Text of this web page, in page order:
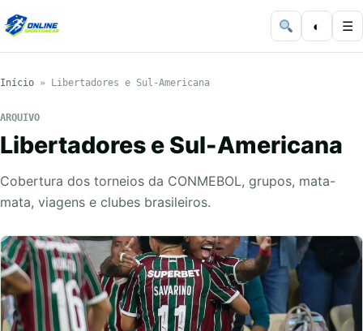
◐ ☰
Início » Libertadores e Sul-Americana
ARQUIVO
Libertadores e Sul-Americana
Cobertura dos torneios da CONMEBOL, grupos, mata-
mata, viagens e clubes brasileiros.